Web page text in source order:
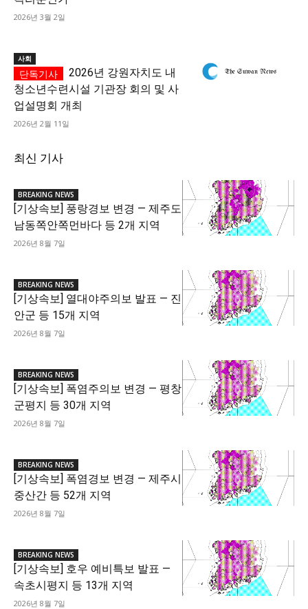
2026년 3월 2일
사회
2026년 강원자치도 내
청소년수련시설 기관장 회의 및 사
업설명회 개최
2026년 2월 11일
최신 기사
BREAKING NEWS
[기상속보] 풍랑경보 변경 — 제주도
남동쪽안쪽먼바다 등 2개 지역
2026년 8월 7일
BREAKING NEWS
[기상속보] 열대야주의보 발표 — 진
안군 등 15개 지역
2026년 8월 7일
BREAKING NEWS
[기상속보] 폭염주의보 변경 — 평창
군평지 등 30개 지역
2026년 8월 7일
BREAKING NEWS
[기상속보] 폭염경보 변경 — 제주시
중산간 등 52개 지역
2026년 8월 7일
BREAKING NEWS
[기상속보] 호우 예비특보 발표 —
속초시평지 등 13개 지역
2026년 8월 7일